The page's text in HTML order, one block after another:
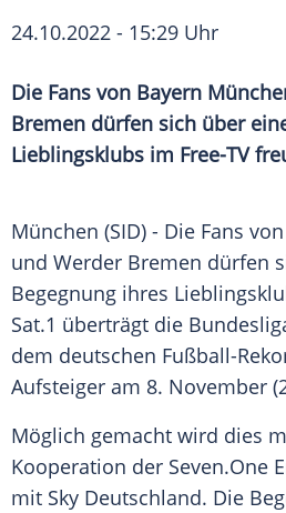
24.10.2022 - 15:29 Uhr
Die Fans von Bayern
Bremen dürfen sich über
Lieblingsklubs im Free-TV
München (SID) - Die Fans
und Werder Bremen dürfen
Begegnung ihres
Sat.1 überträgt die
dem deutschen Fußball-
Aufsteiger am 8. November
Möglich gemacht wird dies
Kooperation der Seven.One
mit Sky Deutschland. Die